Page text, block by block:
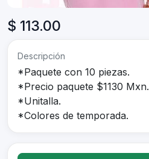
$ 113.00
Descripción
*Paquete con 10 piezas.
*Precio paquete $1130 Mxn.
*Unitalla.
*Colores de temporada.